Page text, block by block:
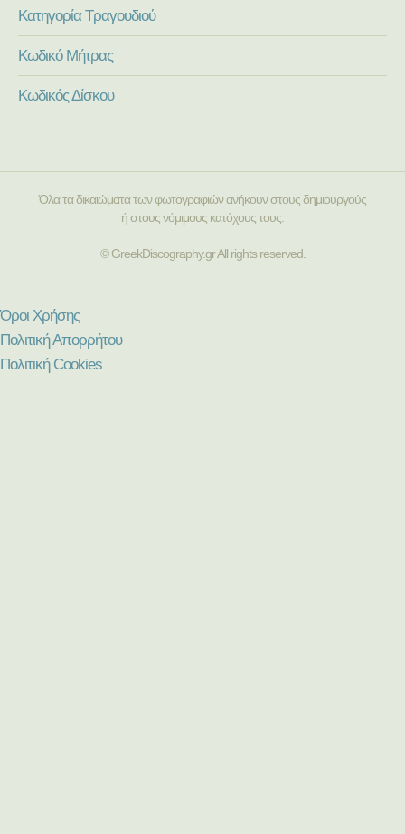
Κατηγορία Τραγουδιού
Κωδικό Μήτρας
Κωδικός Δίσκου
Όλα τα δικαιώματα των φωτογραφιών ανήκουν στους δημιουργούς
ή στους νόμιμους κατόχους τους.
© GreekDiscography.gr All rights reserved.
Όροι Χρήσης
Πολιτική Απορρήτου
Πολιτική Cookies